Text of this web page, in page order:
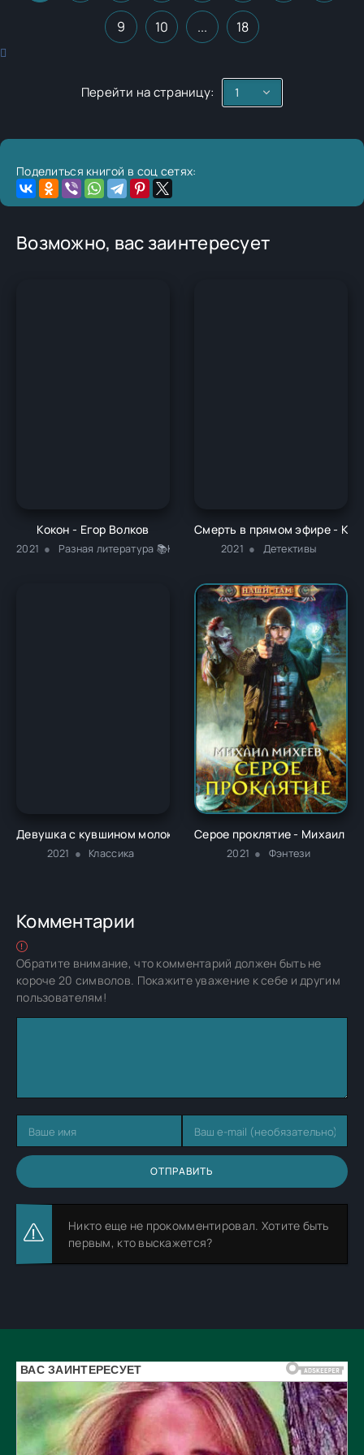
9 10 ... 18
Перейти на страницу:
Поделиться книгой в соц сетях:
Возможно, вас заинтересует
Кокон - Егор Волков
2021 Разная литература 📚Классика
Смерть в прямом эфире -
2021 Детективы
Девушка с кувшином молока - Маттиас Роземонд
2021 Классика
Серое проклятие - Михаил
2021 Фэнтези
Комментарии
Обратите внимание, что комментарий должен быть не
короче 20 символов. Покажите уважение к себе и другим
пользователям!
ОТПРАВИТЬ
Никто еще не прокомментировал. Хотите быть
первым, кто выскажется?